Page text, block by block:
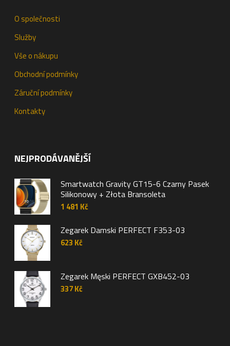
O společnosti
Služby
Vše o nákupu
Obchodní podmínky
Záruční podmínky
Kontakty
NEJPRODÁVANĚJŠÍ
Smartwatch Gravity GT15-6 Czarny Pasek
Silikonowy + Złota Bransoleta
1 481 Kč
Zegarek Damski PERFECT F353-03
623 Kč
Zegarek Męski PERFECT GXB452-03
337Kč